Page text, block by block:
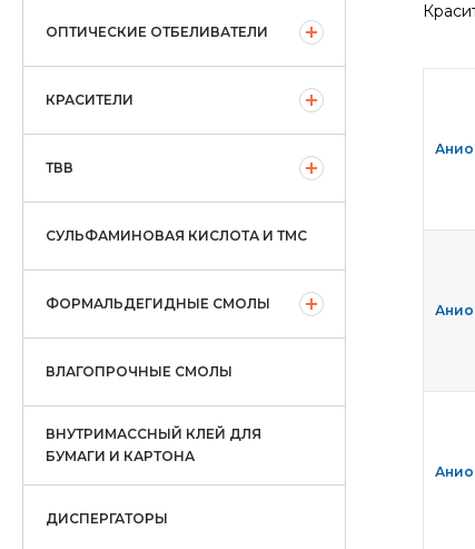
ОПТИЧЕСКИЕ ОТБЕЛИВАТЕЛИ
КРАСИТЕЛИ
ТВВ
СУЛЬФАМИНОВАЯ КИСЛОТА И ТМС
ФОРМАЛЬДЕГИДНЫЕ СМОЛЫ
ВЛАГОПРОЧНЫЕ СМОЛЫ
ВНУТРИМАССНЫЙ КЛЕЙ ДЛЯ
БУМАГИ И КАРТОНА
ДИСПЕРГАТОРЫ